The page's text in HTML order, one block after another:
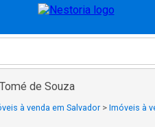
de Souza
à venda em Salvador > Imóveis à